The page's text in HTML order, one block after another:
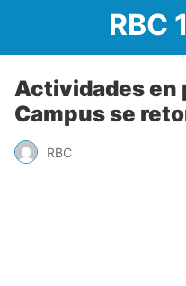
RBC
Actividades en
Campus se
RBC